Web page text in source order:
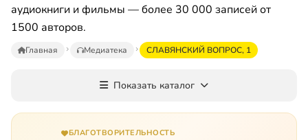
аудиокниги и фильмы — более 30 000 записей от
1500 авторов.
Главная Медиатека СЛАВЯНСКИЙ ВОПРОС, 1
Показать каталог
БЛАГОТВОРИТЕЛЬНОСТЬ